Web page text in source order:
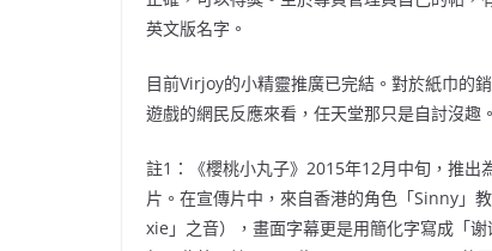
英文版名字。
目前Virjoy的小精靈推廣已完結。對於紙巾的
遊戲的網民反應來看，任天堂那只是自討沒趣。
註1：《櫻桃小丸子》2015年12月中旬，推出
片。在宣傳片中，來自香港的角色「Sinny」
xie」之音），畫面字幕更是用簡化字寫成「